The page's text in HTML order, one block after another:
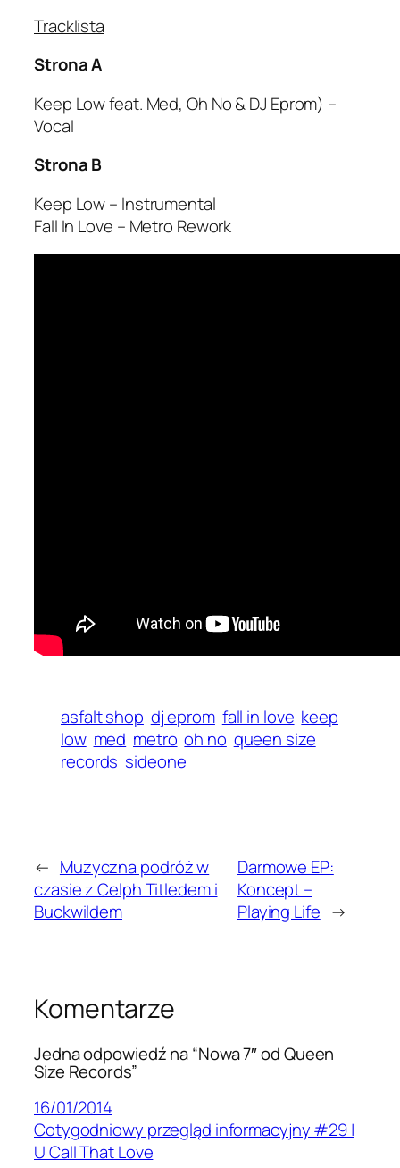
Tracklista
Strona A
Keep Low feat. Med, Oh No & DJ Eprom) –
Vocal
Strona B
Keep Low – Instrumental
Fall In Love – Metro Rework
asfalt shop dj eprom fall in love keep
low med metro oh no queen size
records sideone
← Muzyczna podróż w
czasie z Celph Titledem i
Buckwildem
Darmowe EP:
Koncept –
Playing Life →
Komentarze
Jedna odpowiedź na “Nowa 7″ od Queen
Size Records”
16/01/2014
Cotygodniowy przegląd informacyjny #29 |
U Call That Love